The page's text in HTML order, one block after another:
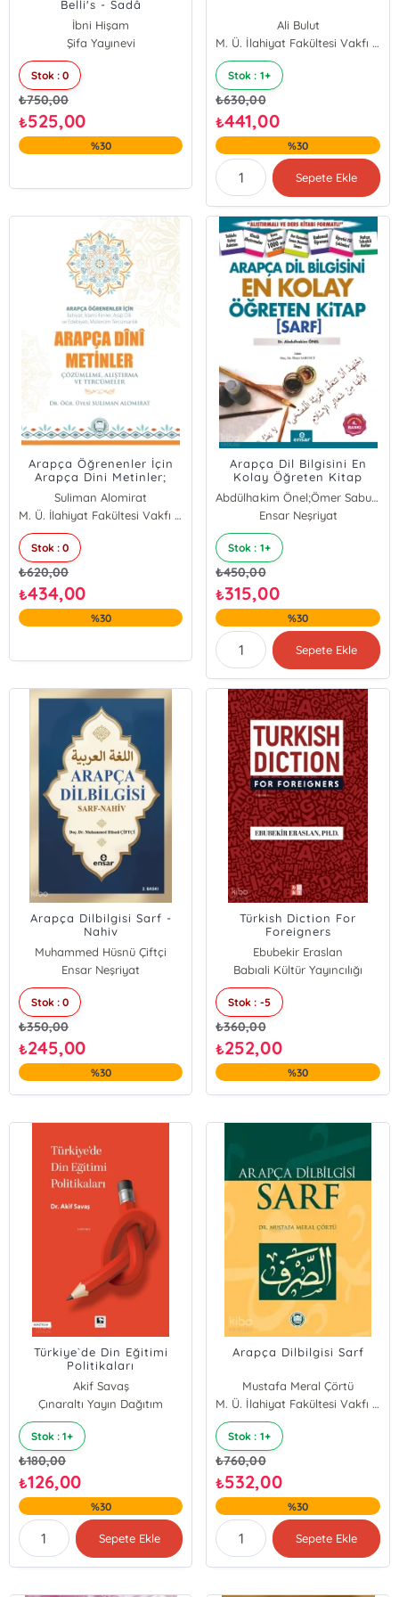
Belli's - Sadâ
İbni Hişam
Şifa Yayınevi
Stok : 0
₺750,00
₺525,00
%30
Ali Bulut
M. Ü. İlahiyat Fakültesi Vakfı Yayınları
Stok : 1+
₺630,00
₺441,00
%30
Sepete Ekle
Arapça Öğrenenler İçin
Arapça Dini Metinler;
Çözümleme, Alıştırma ve
Tercümeler
Suliman Alomirat
M. Ü. İlahiyat Fakültesi Vakfı Yayınları
Stok : 0
₺620,00
₺434,00
%30
Arapça Dil Bilgisini En
Kolay Öğreten Kitap
(Sarf)
Abdülhakim Önel;Ömer Sabuncu
Ensar Neşriyat
Stok : 1+
₺450,00
₺315,00
%30
Sepete Ekle
Arapça Dilbilgisi Sarf -
Nahiv
Muhammed Hüsnü Çiftçi
Ensar Neşriyat
Stok : 0
₺350,00
₺245,00
%30
Türkish Diction For
Foreigners
Ebubekir Eraslan
Babıali Kültür Yayıncılığı
Stok : -5
₺360,00
₺252,00
%30
Türkiye`de Din Eğitimi
Politikaları
Akif Savaş
Çınaraltı Yayın Dağıtım
Stok : 1+
₺180,00
₺126,00
%30
Sepete Ekle
Arapça Dilbilgisi Sarf
Mustafa Meral Çörtü
M. Ü. İlahiyat Fakültesi Vakfı Yayınları
Stok : 1+
₺760,00
₺532,00
%30
Sepete Ekle